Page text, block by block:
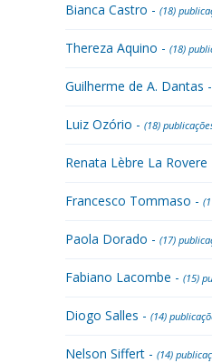
Bianca Castro - (18)
Thereza Aquino - (18)
Guilherme de A. Dantas -
Luiz Ozório - (18)
Renata Lèbre La Rovere
Francesco Tommaso -
Paola Dorado - (17)
Fabiano Lacombe - (15)
Diogo Salles - (14)
Nelson Siffert - (14)